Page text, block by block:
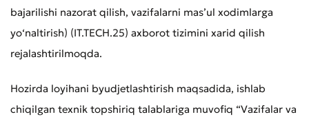
bajarilishi nazorat qilish, vazifalarni mas’ul xodimlarga
yo‘naltirish) (IT.TECH.25) axborot tizimini xarid qilish
rejalashtirilmoqda.
Hozirda loyihani byudjetlashtirish maqsadida, ishlab
chiqilgan texnik topshiriq talablariga muvofiq “Vazifalar va